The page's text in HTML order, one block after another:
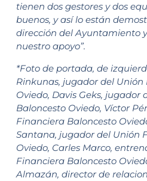
tienen dos gestores y dos
buenos, y así lo están
dirección del Ayuntamiento
nuestro apoyo”.
*Foto de portada, de
Rinkunas, jugador del
Oviedo, Davis Geks, jugador
Baloncesto Oviedo, Víctor
Financiera Baloncesto
Santana, jugador del Unión
Oviedo, Carles Marco,
Financiera Baloncesto
Almazán, director de